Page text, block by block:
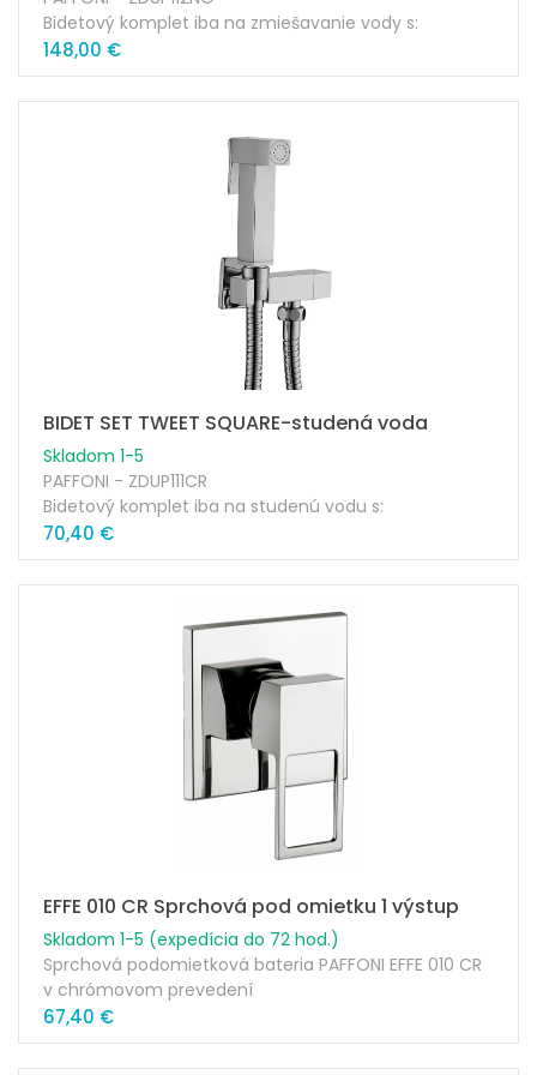
Bidetový komplet iba na zmiešavanie vody s:
podomietkovým telesom
podomietkovým kovovým držiakom
hranatou krytkou 70x70mm
1/2"x1/2"G flexi hadica 120cm
148,00 €
BIDET SET TWEET SQUARE-studená voda
Skladom 1-5
PAFFONI - ZDUP111CR
Bidetový komplet iba na studenú vodu s:
podomietkovým kovovým držiakom
hranatou krytkou 48x48mm
kovovou sprškou TWEET SQUARE
70,40 €
EFFE 010 CR Sprchová pod omietku 1 výstup
Skladom 1-5 (expedícia do 72 hod.)
Sprchová podomietková bateria PAFFONI EFFE 010 CR
v chrómovom prevedení
dodací kod: EF010CR
Rozmer krytky: 110x110mm
67,40 €